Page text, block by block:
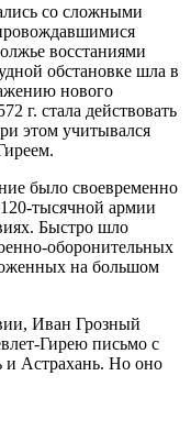
со сложными
восстаниями
обстановке шла в
нового
г. стала действовать
этом учитывался
было своевременно
тысячной армии
Быстро шло
оборонительных
на большом
Иван Грозный
Гирею письмо с
и Астрахань. Но оно